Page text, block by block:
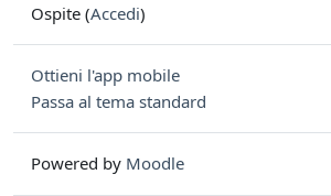
Ospite (Accedi)
Ottieni l'app mobile
Passa al tema standard
Powered by Moodle